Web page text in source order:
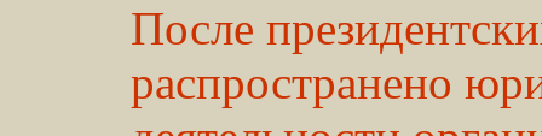
После
распространено